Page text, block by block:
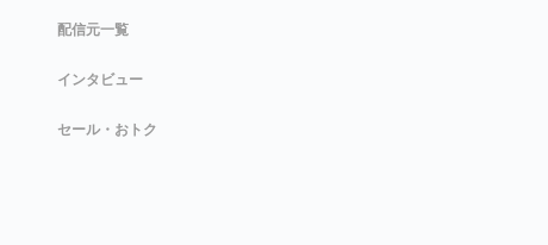
配信元一覧
インタビュー
セール・おトク